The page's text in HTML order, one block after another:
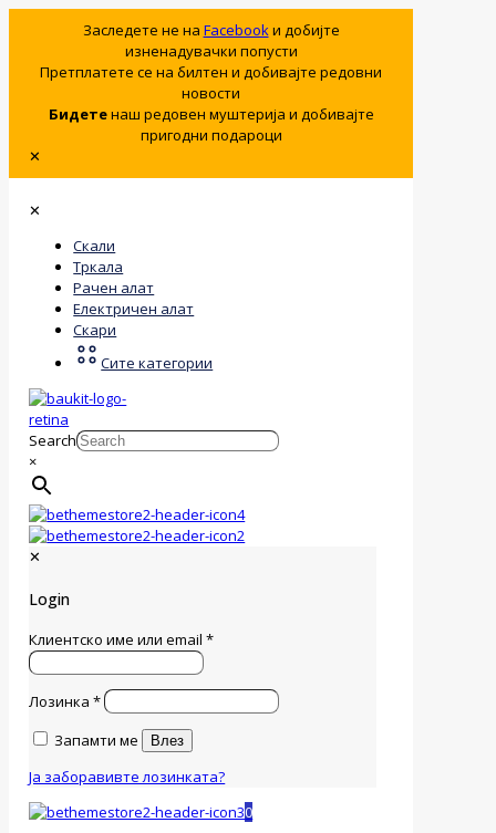
Заследете не на Facebookи добијте
изненадувачки попусти
Претплатете се на билтен и добивајте редовни
новости
Бидетенаш редовен муштерија и добивајте
пригодни подароци
✕
✕
Скали
Тркала
Рачен алат
Електричен алат
Скари
Сите категории
Search
×
✕
Login
Клиентско име или email*
Лозинка*
Запамти ме
Влез
Ја заборавивте лозинката?
0